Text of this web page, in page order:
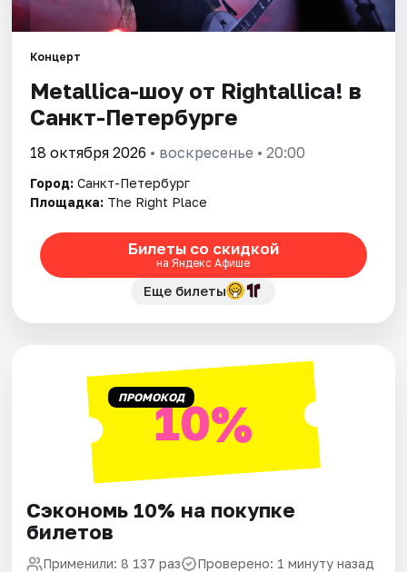
Площадки
Артисты
Концерт
Metallica-шоу от Rightallica! в
Санкт-Петербурге
18 октября 2026 • воскресенье • 20:00
Город: Санкт-Петербург
Площадка: The Right Place
Билеты со скидкой
на Яндекс Афише
Еще билеты
ПРОМОКОД10%
Сэкономь 10% на покупке
билетов
Применили: 8 137 раз Проверено: 1 минуту назад